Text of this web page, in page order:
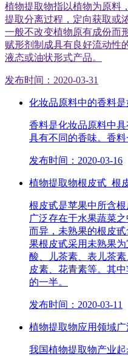
植物提取物指以植物为原料
提取分离过程，定向获取或
一般不改变植物原有成份而
赋形剂制成具有良好流动性
液态或油状形式产品。
发布时间：2020-03-31
化妆品原料中的香料是
香料是化妆品原料中
具有不同的香味。香料
发布时间：2020-03-16
植物提取物根皮甙_根
根皮甙是苹果中所含
广泛存在于水果蔬菜
而异，未熟果的根皮
果根皮甙采用未熟果
酸、儿茶素、表儿茶
皮素、花青素等。其
的一半。
发布时间：2020-03-11
植物提取物应用领域
我国植物提取物产业